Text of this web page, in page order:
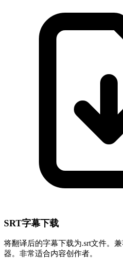
SRT字幕下载
将翻译后的字幕下载为.srt文件。
器。非常适合内容创作者。